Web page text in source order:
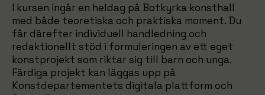
I kursen ingår en heldag på Botkyrka konsthall
med både teoretiska och praktiska moment. Du
får därefter individuell handledning och
redaktionellt stöd i formuleringen av ett eget
konstprojekt som riktar sig till barn och unga.
Färdiga projekt kan läggas upp på
Konstdepartementets digitala plattform och